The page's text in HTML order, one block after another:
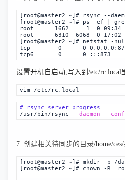
[root@master2 ~]# rsync --
[root@master2 ~]# ps -ef |
root      1662     1  0 09:34
root      6310  6068  0
[root@master2 ~]# netstat -
tcp        0      0
tcp6       0      0 :::873
设置开机自启动,写入到/etc/rc.local
vim /etc/rc.local
# rsync server progress
/usr/bin/rsync
--daemon --
7. 创建相关待同步的目录/home/ce
[root@master2 ~]# mkdir -p /
[ root@master2 ~]# chown -R